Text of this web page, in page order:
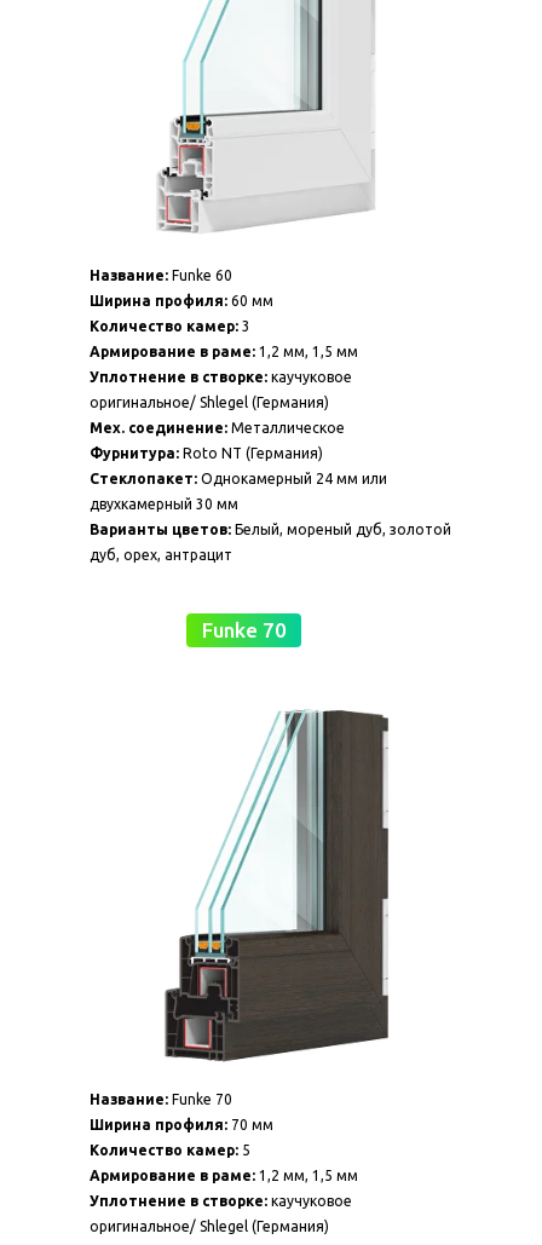
Funke 70
Название: Funke 60
Ширина профиля: 60 мм
Количество камер: 3
Армирование в раме: 1,2 мм, 1,5 мм
Уплотнение в створке: каучуковое
оригинальное/ Shlegel (Германия)
Мех. соединение: Металлическое
Фурнитура: Roto NT (Германия)
Стеклопакет: Однокамерный 24 мм или
двухкамерный 30 мм
Варианты цветов: Белый, мореный дуб, золотой
дуб, орех, антрацит
Название: Funke 70
Ширина профиля: 70 мм
Количество камер: 5
Армирование в раме: 1,2 мм, 1,5 мм
Уплотнение в створке: каучуковое
оригинальное/ Shlegel (Германия)